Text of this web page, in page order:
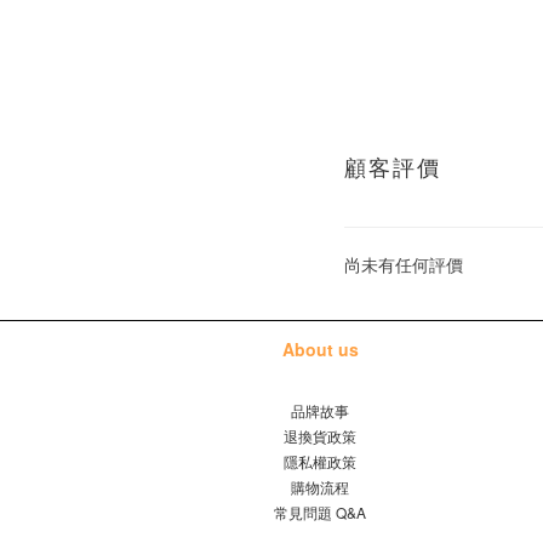
顧客評價
尚未有任何評價
About us
品牌故事
退換貨政策
隱私權政策
購物流程
常見問題 Q&A